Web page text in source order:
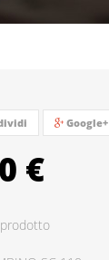
Google+
€